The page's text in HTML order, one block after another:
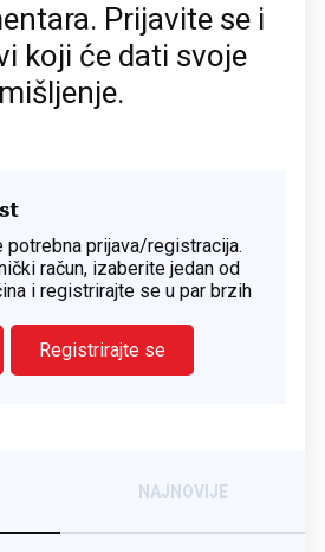
Prijavite se i
koji će dati svoje
mišljenje.
potrebna prijava/registracija.
račun, izaberite jedan od
i registrirajte se u par brzih
Registrirajte se
NAJNOVIJE